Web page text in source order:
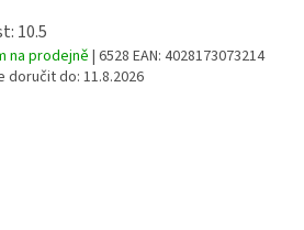
10.5
na prodejně | 6528 EAN: 4028173073214
doručit do: 11.8.2026